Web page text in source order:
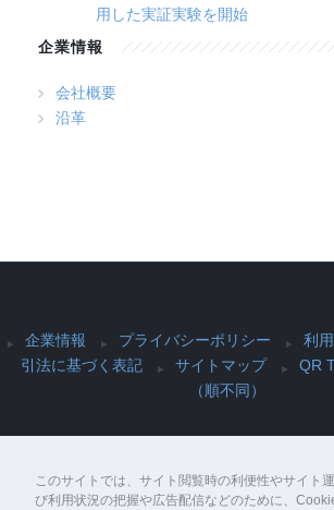
このサイトでは、サイト閲覧時の利便性やサイト
び利用状況の把握や広告配信などのために、
用した実証実験を開始
企業情報
会社概要
沿革
企業情報 プライバシーポリシー 利
引法に基づく表記
サイトマップ
QR
（順不同）